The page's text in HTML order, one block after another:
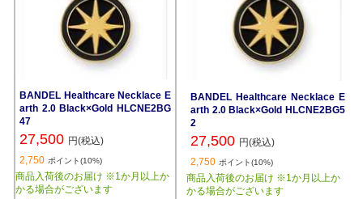
BANDEL Healthcare Necklace E
arth 2.0 Black×Gold HLCNE2BG
47
27,500 円(税込)
2,750 ポイント(10%)
商品入荷後のお届け ※1か月以上か
かる場合がございます
BANDEL Healthcare Necklace E
arth 2.0 Black×Gold HLCNE2BG5
2
27,500 円(税込)
2,750 ポイント(10%)
商品入荷後のお届け ※1か月以上か
かる場合がございます